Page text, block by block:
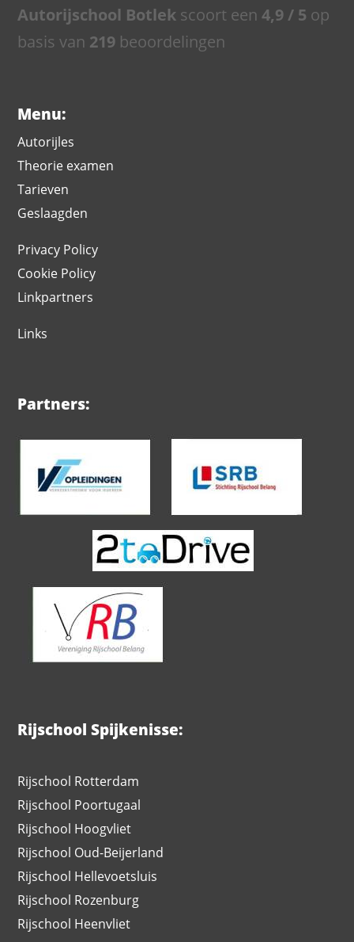
Autorijschool Botlek scoort een4,9 / 5 op
basis van 219 beoordelingen
Menu:
Autorijles
Theorie examen
Tarieven
Geslaagden
Privacy Policy
Cookie Policy
Linkpartners
Links
Partners:
Rijschool Spijkenisse:
Rijschool Rotterdam
Rijschool Poortugaal
Rijschool Hoogvliet
Rijschool Oud-Beijerland
Rijschool Hellevoetsluis
Rijschool Rozenburg
Rijschool Heenvliet